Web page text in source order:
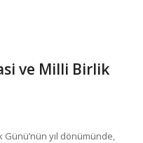
ve Milli Birlik
yıl dönümünde,